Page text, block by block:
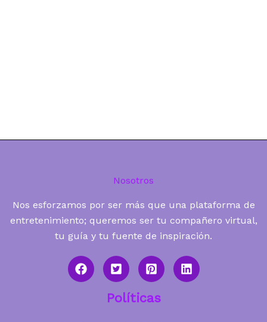
Nosotros
Nos esforzamos por ser más que una plataforma de
entretenimiento; queremos ser tu compañero virtual,
tu guía y tu fuente de inspiración.
Políticas